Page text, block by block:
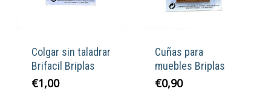
Colgar sin taladrar
Brifacil Briplas
€1,00
Cuñas para
muebles Briplas
€0,90